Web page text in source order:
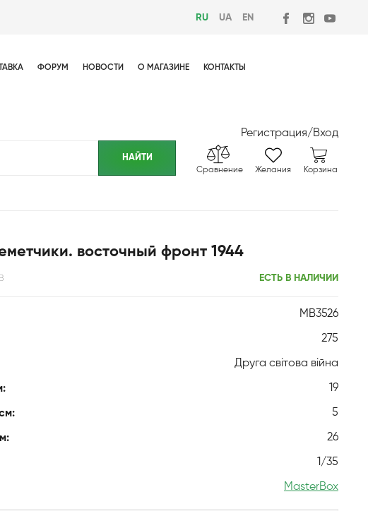
RU UA EN
ФОРУМ НОВОСТИ О МАГАЗИНЕ КОНТАКТЫ
Регистрация/Вход
Сравнение Желания Корзина
восточный фронт 1944
ЕСТЬ В НАЛИЧИИ
MB3526
275
Друга світова війна
19
5
26
1/35
MasterBox